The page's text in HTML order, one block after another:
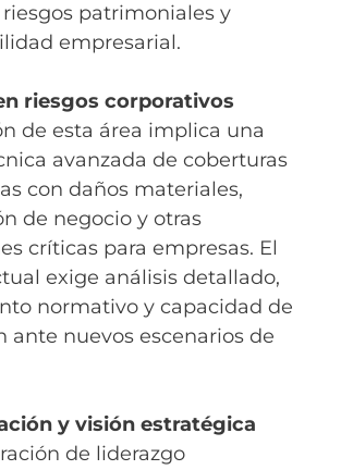
patrimoniales y
empresarial.
riesgos corporativos
de esta área implica una
avanzada de coberturas
con daños materiales,
de negocio y otras
críticas para empresas. El
exige análisis detallado,
normativo y capacidad de
ante nuevos escenarios de
y visión estratégica
de liderazgo